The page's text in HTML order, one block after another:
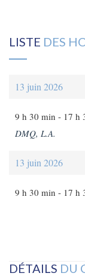
LISTE DES
13 juin 2026
9 h 30 min - 17 h
DMQ, L.A.
13 juin 2026
9 h 30 min - 17 h
DÉTAILS DU